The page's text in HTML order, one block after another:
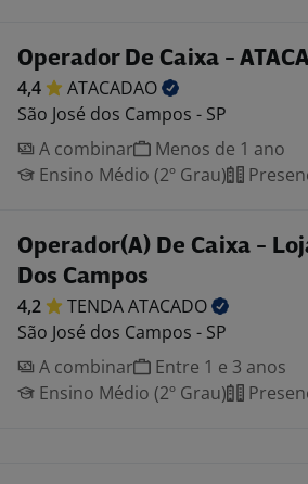
Operador De Caixa -
4,4
ATACADAO
São José dos Campos - SP
A combinar
Menos de 1 ano
Ensino Médio (2º Grau)
Operador(A) De Caixa -
Dos Campos
4,2 TENDAATACADO
São José dos Campos - SP
A combinar
Entre 1 e 3 anos
Ensino Médio (2º Grau)